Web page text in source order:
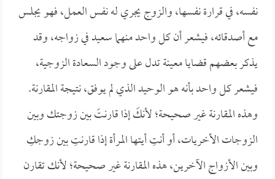
نفسه، في قرارة نفسها، والزوج يجري له نفس العمل، فهو يجلس
مع أصدقائه، فيشعر أن كل واحد منهما سعيد في زواجه، وقد
يذكر بعضهم قضايا معينة تدل على وجود السعادة الزوجية،
فيشعر كل واحد بأنه هو الوحيد الذي لم يوفق، نتيجة المقارنة.
وهذه المقارنة غير صحيحة؛ لأنكَ إذا قارنتَ بين زوجتك وبين
الزوجات الأخريات، أو أنتِ أيتها المرأة إذا قارنتِ بين زوجكِ
وبين الأزواج الآخرين، هذه المقارنة غير صحيحة؛ لأنك تقارن